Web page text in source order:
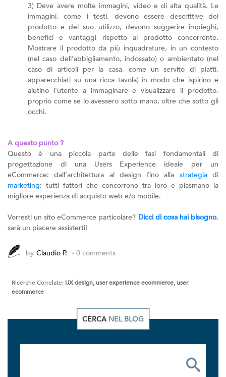
3) Deve avere molte immagini, video e di alta qualità. Le
immagini, come i testi, devono essere descrittive del
prodotto e del suo utilizzo, devono suggerire impieghi,
benefici e vantaggi rispetto al prodotto concorrente.
Mostrare il prodotto da più inquadrature, in un contesto
(nel caso dell’abbigliamento, indossato) o ambientato (nel
caso di articoli per la casa, come un servito di piatti,
apparecchiati su una ricca tavola) in modo che ispirino e
aiutino l’utente a immaginare e visualizzare il prodotto,
proprio come se lo avessero sotto mano, oltre che sotto gli
occhi.
A questo punto ?
Questo è una piccola parte delle fasi fondamentali di
progettazione di una Users Experience ideale per un
eCommerce: dall’architettura al design fino alla strategia di
marketing; tutti fattori che concorrono tra loro e plasmano la
migliore esperienza di acquisto web e/o mobile.
Vorresti un sito eCommerce particolare? Dicci di cosa hai bisogno,
sarà un piacere assisterti!
by Claudio P. - 0 comments
Ricerche Correlate: UX design, user experience ecommerce, user
ecommerce
CERCA NEL BLOG